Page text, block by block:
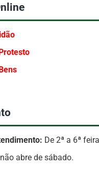
De 2ª a 6ª
abre de sábado.